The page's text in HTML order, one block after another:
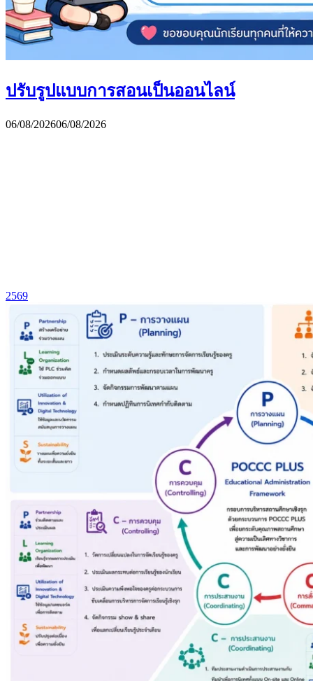
ปรับรูปแบบการสอนเป็นออนไลน์
06/08/202606/08/2026
2569